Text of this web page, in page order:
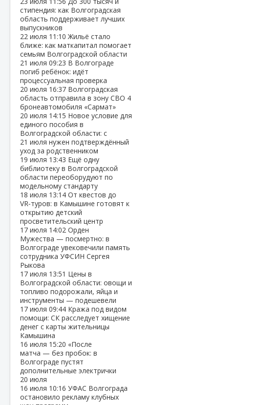
стипендия: как Волгоградская
область поддерживает лучших
выпускников
22 июля 11:10Жильё стало
ближе: как маткапитал помогает
семьям Волгоградской области
21 июля 09:23 В Волгограде
погиб ребёнок: идёт
процессуальная проверка
20 июля 16:37 Волгоградская
область отправила в зону СВО 4
бронеавтомобиля «Сармат»
20 июля 14:15 Новое условие для
единого пособия в
Волгоградской области: с
21 июля нужен подтверждённый
уход за родственником
19 июля 13:43 Ещё одну
библиотеку в Волгоградской
области переоборудуют по
модельному стандарту
18 июля 13:14 От квестов до
VR‑туров: в Камышине готовят к
открытию детский
просветительский центр
17 июля 14:02 Орден
Мужества — посмертно: в
Волгограде увековечили память
сотрудника УФСИН Сергея
Рыкова
17 июля 13:51 Цены в
Волгоградской области: овощи и
топливо подорожали, яйца и
инструменты — подешевели
17 июля 09:44 Кража под видом
помощи: СК расследует хищение
денег с карты жительницы
Камышина
16 июля 15:20 «После
матча — без пробок: в
Волгограде пустят
дополнительные электрички
20 июля
16 июля 10:16 УФАС Волгограда
остановило рекламу клубных